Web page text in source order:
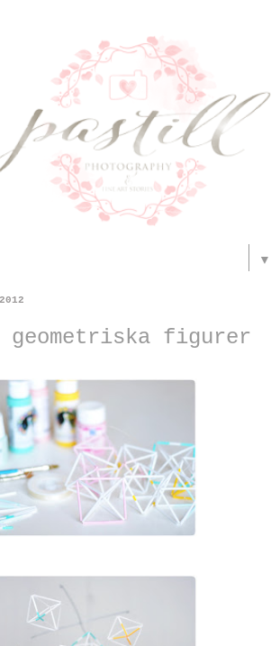
▼
geometriska figurer